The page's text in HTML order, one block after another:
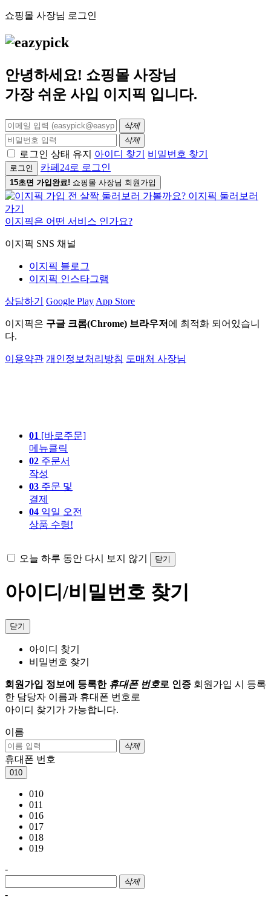
쇼핑몰 사장님 로그인
안녕하세요! 쇼핑몰 사장님
가장 쉬운 사입 이지픽 입니다.
삭제
삭제
로그인 상태 유지 아이디 찾기 비밀번호 찾기
로그인 카페24로 로그인
15초면 가입완료! 쇼핑몰 사장님 회원가입
이지픽은 어떤 서비스 인가요?
이지픽 SNS 채널
이지픽 블로그
이지픽 인스타그램
상담하기 Google Play App Store
이지픽은 구글 크롬(Chrome) 브라우저 에 최적화 되어있습니
다.
이용약관 개인정보처리방침 도매처 사장님
01 [바로주문]
메뉴클릭
02 주문서
작성
03 주문 및
결제
04 익일 오전
상품 수령!
오늘 하루 동안 다시 보지 않기 닫기
아이디/비밀번호 찾기
닫기
아이디 찾기
비밀번호 찾기
회원가입 정보에 등록한 휴대폰 번호로 인증 회원가입 시 등록
한 담당자 이름과 휴대폰 번호로
아이디 찾기가 가능합니다.
이름
삭제
휴대폰 번호
010
010
011
016
017
018
019
-
삭제
-